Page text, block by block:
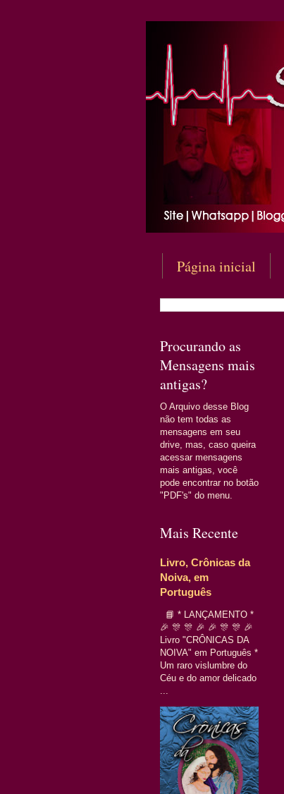
Página inicial
Procurando as
Mensagens mais
antigas?
O Arquivo desse Blog
não tem todas as
mensagens em seu
drive, mas, caso queira
acessar mensagens
mais antigas, você
pode encontrar no botão
"PDF's" do menu.
Mais Recente
Livro, Crônicas da
Noiva, em
Português
📘 * LANÇAMENTO *
🎉 🎊 🎊 🎉 🎉 🎊 🎊 🎉
Livro "CRÔNICAS DA
NOIVA" em Português *
Um raro vislumbre do
Céu e do amor delicado